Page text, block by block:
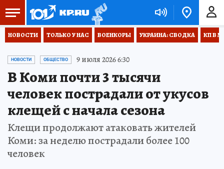
НОВОСТИ ТОЛЬКО У НАС ВОЕНКОРЫ УКРАИНА: СВОДКА КП В
НОВОСТИ ОБЩЕСТВО 9 июля 2026 6:30
В Коми почти 3 тысячи
человек пострадали от укусов
клещей с начала сезона
Клещи продолжают атаковать жителей
Коми: за неделю пострадали более 100
человек